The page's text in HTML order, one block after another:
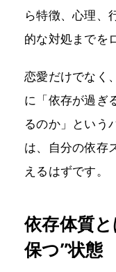
ら特徴、心理、
的な対処までを
恋愛だけでなく
に「依存が過ぎ
るのか」という
は、自分の依存
えるはずです。
依存体質
保つ”状態